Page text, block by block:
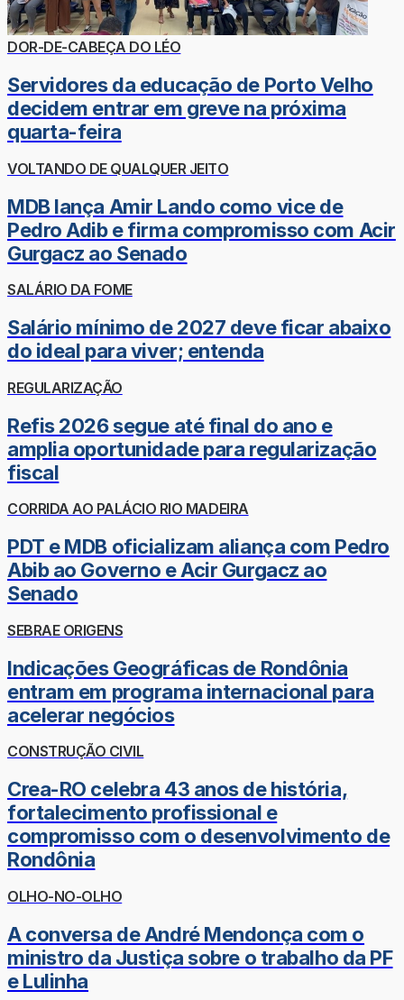
DOR-DE-CABEÇA DO LÉO
Servidores da educação de Porto Velho
decidem entrar em greve na próxima
quarta-feira
VOLTANDO DE QUALQUER JEITO
MDB lança Amir Lando como vice de
Pedro Adib e firma compromisso com Acir
Gurgacz ao Senado
SALÁRIO DA FOME
Salário mínimo de 2027 deve ficar abaixo
do ideal para viver; entenda
REGULARIZAÇÃO
Refis 2026 segue até final do ano e
amplia oportunidade para regularização
fiscal
CORRIDA AO PALÁCIO RIO MADEIRA
PDT e MDB oficializam aliança com Pedro
Abib ao Governo e Acir Gurgacz ao
Senado
SEBRAE ORIGENS
Indicações Geográficas de Rondônia
entram em programa internacional para
acelerar negócios
CONSTRUÇÃO CIVIL
Crea-RO celebra 43 anos de história,
fortalecimento profissional e
compromisso com o desenvolvimento de
Rondônia
OLHO-NO-OLHO
A conversa de André Mendonça com o
ministro da Justiça sobre o trabalho da PF
e Lulinha